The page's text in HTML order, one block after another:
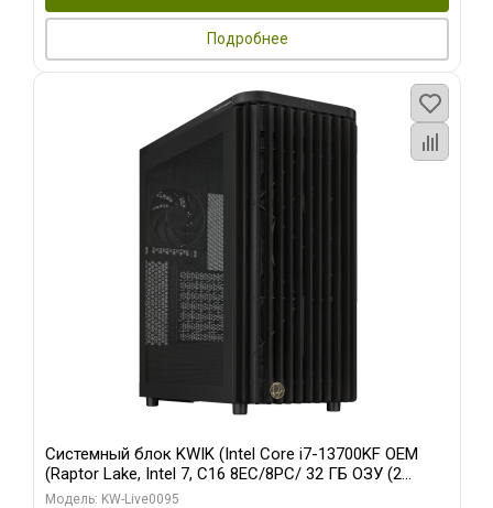
Подробнее
Системный блок KWIK (Intel Core i7-13700KF OEM
(Raptor Lake, Intel 7, C16 8EC/8PC/ 32 ГБ ОЗУ (2
модуля)/ Afox RTX4090 24GB GDDR6X 384-Bit 3xDP
Модель: KW-Live0095